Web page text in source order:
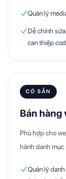
Quản lý
Dễ chỉnh
can thiệp
CÓ SẴN
Bán hàng
Phù hợp cho
hành danh mục
Quản lý